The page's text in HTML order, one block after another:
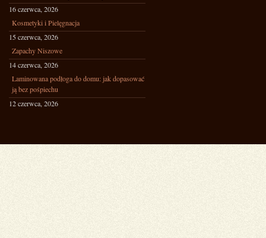
16 czerwca, 2026
Kosmetyki i Pielęgnacja
15 czerwca, 2026
Zapachy Niszowe
14 czerwca, 2026
Laminowana podłoga do domu: jak dopasować
ją bez pośpiechu
12 czerwca, 2026